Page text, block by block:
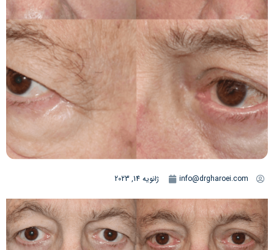
info@drgharoei.com ژانویه 14, 2023